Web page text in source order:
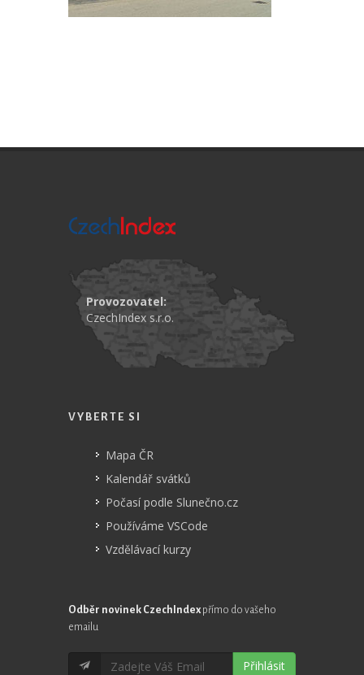
Provozovatel:
CzechIndex s.r.o.
VYBERTE SI
Mapa ČR
Kalendář svátků
Počasí podle Slunečno.cz
Používáme VSCode
Vzdělávací kurzy
Odběr novinek CzechIndex přímo do vašeho
emailu
Přihlásit